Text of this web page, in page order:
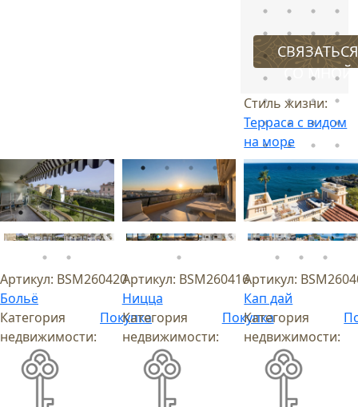
СО МНОЙ
Стиль жизни:
Терраса с видом
на море
Артикул: BSM260420
Больё
Категория
недвижимости:
Покупка
Артикул: BSM260416
Ницца
Категория
недвижимости:
Покупка
Артикул:
Кап дай
Категория
недвижимости: